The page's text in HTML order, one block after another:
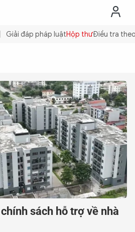
VI
EN
DÂN
Giải đáp pháp luậtHộp thưĐiều tra
sách hỗ trợ về nhà